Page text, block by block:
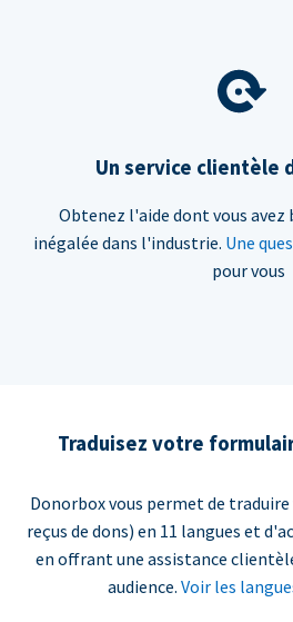
Un service clientèle
Obtenez l'aide dont vous avez
inégalée dans l'industrie. Une
pour vous
Traduisez votre
Donorbox vous permet de
reçus de dons) en 11 langues et
en offrant une assistance
audience. Voir les